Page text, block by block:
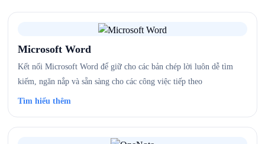
Microsoft Word
Kết nối Microsoft Word để giữ cho các bản chép lời luôn dễ tìm
kiếm, ngăn nắp và sẵn sàng cho các công việc tiếp theo
Tìm hiểu thêm